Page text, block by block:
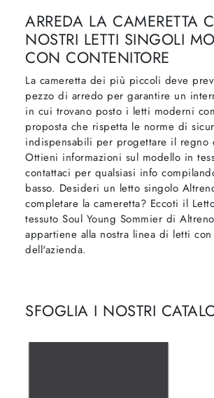
ARREDA LA CAMERETTA
NOSTRI LETTI SINGOLI
CON CONTENITORE
La cameretta dei più piccoli deve
pezzo di arredo per garantire un
in cui trovano posto i letti moderni
proposta che rispetta le norme di
indispensabili per progettare il regno
Ottieni informazioni sul modello in
contattaci per qualsiasi info
basso. Desideri un letto singolo
completare la cameretta? Eccoti il
tessuto Soul Young Sommier di
appartiene alla nostra linea di letti
dell'azienda.
SFOGLIA I NOSTRI